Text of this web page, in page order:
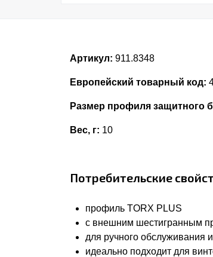
Артикул: 911.8348
Европейский товарный код:
Размер профиля защитного
Вес, г: 10
Потребительские
профиль TORX PLUS
с внешним шестигранным
для ручного обслуживания
идеально подходит для